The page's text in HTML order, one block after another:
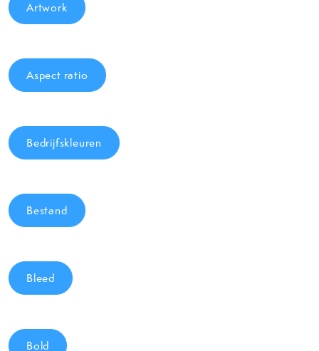
Artwork
Aspect ratio
Bedrijfskleuren
Bestand
Bleed
Bold